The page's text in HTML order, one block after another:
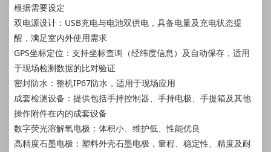
根据需要设定
双电源设计：USB充电与电池双供电，具备电量及充电状态提
醒，满足室内外使用需求
GPS坐标定位：支持坐标查询（经纬度信息）及自动保存，适用
于现场检测数据的比对验证
密封防水：整机IP67防水，适用于现场应用
成套检测设备：提供包括手持控制器、手持电极、手提箱及其他
操作附件在内的成套设备
数字荧光溶解氧电极：体积小、维护低、性能优良
高精度石墨电极：塑料外壳石墨电极，量程、稳定性、精度及耐